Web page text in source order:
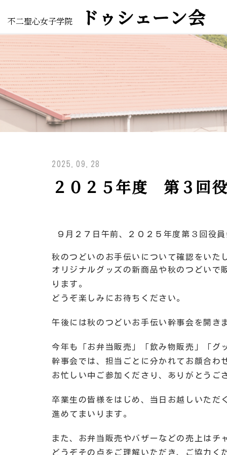
不二聖心女子学院 ドゥシェーン会
2025.09.28
２０２５年度 第３回
９月２７日午前、２０２５年度第３回役
秋のつどいのお手伝いについて確認をいた
オリジナルグッズの新商品や秋のつどい
ります。
どうぞ楽しみにお待ちください。
午後には秋のつどいお手伝い幹事会を開き
今年も「お弁当販売」「飲み物販売」「グ
幹事会では、担当ごとに分かれてお顔合わ
お忙しい中ご参加くださり、ありがとうご
卒業生の皆様をはじめ、当日お越しいただ
進めてまいります。
また、お弁当販売やバザーなどの売上はチ
どうぞその点をご理解いただき、ご協力く